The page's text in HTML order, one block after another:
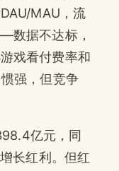
MAU，流
数据不达标，
戏看付费率和
强，但竞争
亿元，同
长红利。但红